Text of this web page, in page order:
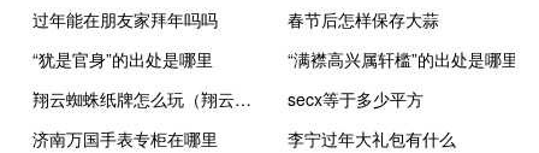
过年能在朋友家拜年吗吗
春节后怎样保存大蒜
“犹是官身”的出处是哪里
“满襟高兴属轩槛”的出处是哪里
翔云蜘蛛纸牌怎么玩（翔云蜘蛛纸牌接龙）
secx等于多少平方
济南万国手表专柜在哪里
李宁过年大礼包有什么